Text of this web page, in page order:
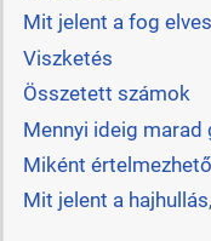
Mit jelent a fog
Viszketés
Összetett számok
Mennyi ideig marad
Miként
Mit jelent a